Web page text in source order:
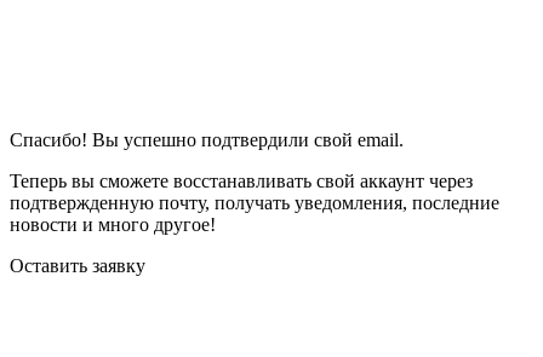
Спасибо! Вы успешно подтвердили свой email.
Теперь вы сможете восстанавливать свой аккаунт через
подтвержденную почту, получать уведомления, последние
новости и много другое!
Оставить заявку